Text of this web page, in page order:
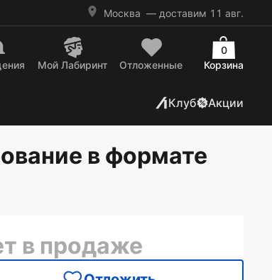
Москва — доставим 11 авг.
Mой Лабиринт Отложенные Корзина
0
Клуб Акции
в формате
в продаже